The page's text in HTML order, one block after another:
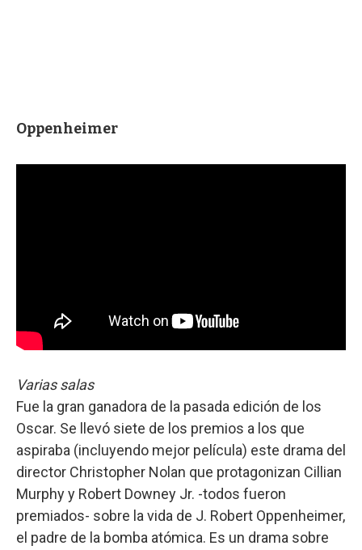
Oppenheimer
Varias salas
Fue la gran ganadora de la pasada edición de los
Oscar. Se llevó siete de los premios a los que
aspiraba (incluyendo mejor película) este drama del
director Christopher Nolan que protagonizan Cillian
Murphy y Robert Downey Jr. -todos fueron
premiados- sobre la vida de J. Robert Oppenheimer,
el padre de la bomba atómica. Es un drama sobre